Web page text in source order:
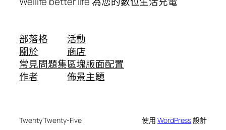
部落格
關於
常見問題集
作者
活動
商店
區塊版面配置
佈景主題
Twenty Twenty-Five 使用WordPress設計